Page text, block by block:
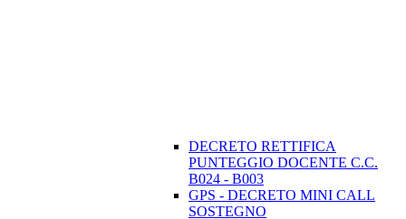
DECRETO RETTIFICA
PUNTEGGIO DOCENTE C.C.
B024 - B003
GPS - DECRETO MINI CALL
SOSTEGNO